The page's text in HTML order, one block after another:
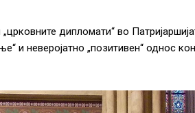
дипломати“ во
и неверојатно „позитивен“ однос